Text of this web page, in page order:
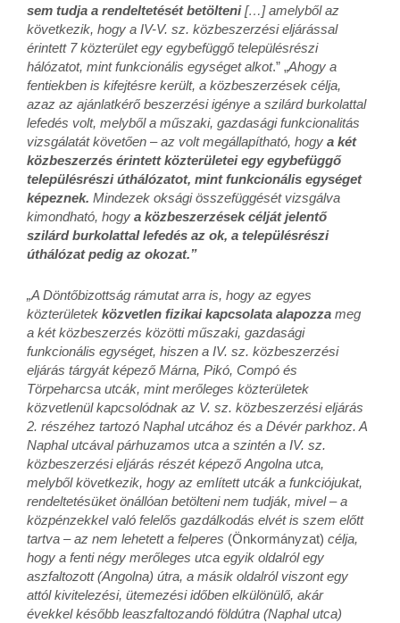
sem tudja a rendeltetését betölteni[…] amelyből az
következik, hogy a IV-V. sz. közbeszerzési eljárással
érintett 7 közterület egy egybefüggő településrészi
hálózatot, mint funkcionális egységet alkot.” „Ahogy a
fentiekben is kifejtésre került, a közbeszerzések célja,
azaz az ajánlatkérő beszerzési igénye a szilárd burkolattal
lefedés volt, melyből a műszaki, gazdasági funkcionalitás
vizsgálatát követően – az volt megállapítható, hogy a két
közbeszerzés érintett közterületei egy egybefüggő
településrészi úthálózatot, mint funkcionális egységet
képeznek. Mindezek oksági összefüggését vizsgálva
kimondható, hogy a közbeszerzések célját jelentő
szilárd burkolattal lefedés az ok, a településrészi
úthálózat pedig az okozat.”
„A Döntőbizottság rámutat arra is, hogy az egyes
közterületek közvetlen fizikai kapcsolata alapozza meg
a két közbeszerzés közötti műszaki, gazdasági
funkcionális egységet, hiszen a IV. sz. közbeszerzési
eljárás tárgyát képező Márna, Pikó, Compó és
Törpeharcsa utcák, mint merőleges közterületek
közvetlenül kapcsolódnak az V. sz. közbeszerzési eljárás
2. részéhez tartozó Naphal utcához és a Dévér parkhoz. A
Naphal utcával párhuzamos utca a szintén a IV. sz.
közbeszerzési eljárás részét képező Angolna utca,
melyből következik, hogy az említett utcák a funkciójukat,
rendeltetésüket önállóan betölteni nem tudják, mivel – a
közpénzekkel való felelős gazdálkodás elvét is szem előtt
tartva – az nem lehetett a felperes (Önkormányzat) célja,
hogy a fenti négy merőleges utca egyik oldalról egy
aszfaltozott (Angolna) útra, a másik oldalról viszont egy
attól kivitelezési, ütemezési időben elkülönülő, akár
évekkel később leaszfaltozandó földútra (Naphal utca)